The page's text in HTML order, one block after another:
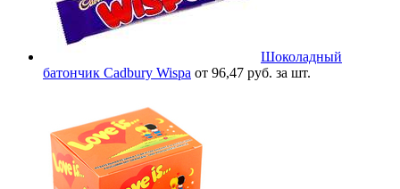
Шоколадный
батончик Cadbury Wispa от 96,47 руб. за шт.